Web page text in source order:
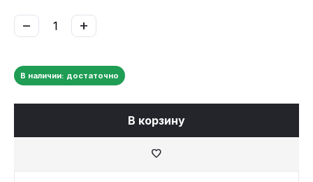
+
−
В наличии: достаточно
В корзину